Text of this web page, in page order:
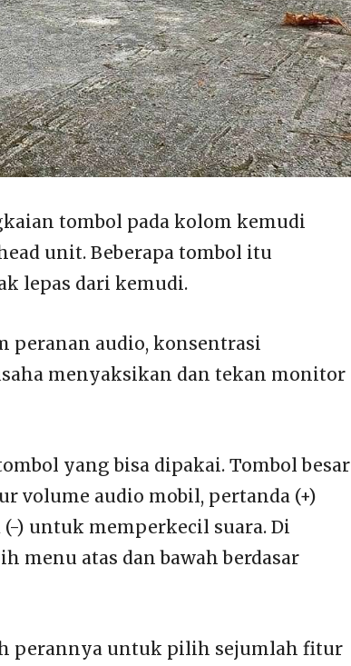
tombol pada kolom kemudi
unit. Beberapa tombol itu
lepas dari kemudi.
peranan audio, konsentrasi
menyaksikan dan tekan monitor
yang bisa dipakai. Tombol besar
volume audio mobil, pertanda (+)
) untuk memperkecil suara. Di
menu atas dan bawah berdasar
perannya untuk pilih sejumlah fitur